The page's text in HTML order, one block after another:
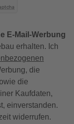
E-Mail-Werbung
erhalten. Ich
die
die
Kaufdaten,
einverstanden.
widerrufen.